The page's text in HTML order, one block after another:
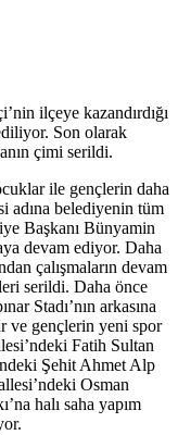
ilçeye kazandırdığı
Son olarak
çimi serildi.
ile gençlerin daha
adına belediyenin tüm
Başkanı Bünyamin
devam ediyor. Daha
çalışmaların devam
serildi. Daha önce
Stadı’nın arkasına
ve gençlerin yeni spor
Fatih Sultan
Şehit Ahmet Alp
Osman
halı saha yapım